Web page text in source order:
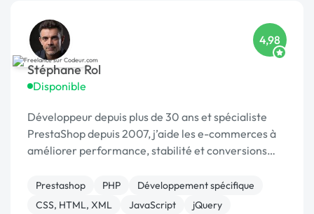
Stéphane Rol
Disponible
4,98
Développeur depuis plus de 30 ans et spécialiste
PrestaShop depuis 2007, j’aide les e-commerces à
améliorer performance, stabilité et conversions
Prestashop PHP
Développement spécifique
CSS, HTML, XML
JavaScript jQuery